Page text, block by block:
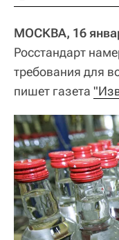
МОСКВА, 16
Росстандарт
требования для
пишет газета